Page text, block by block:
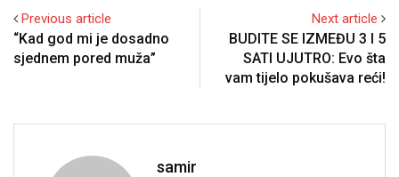
Previous article
“Kad god mi je dosadno
sjednem pored muža”
Next article
BUDITE SE IZMEĐU 3 I 5
SATI UJUTRO: Evo šta
vam tijelo pokušava reći!
samir